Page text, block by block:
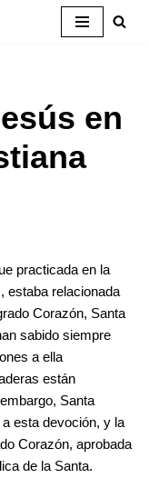
en
practicada en la
estaba relacionada
Corazón, Santa
sabido siempre
a ella
están
Santa
esta devoción, y la
Corazón, aprobada
de la Santa.